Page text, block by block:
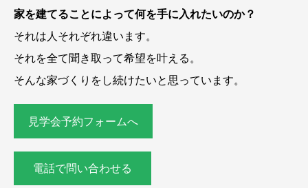
家を建てることによって何を手に入れたいのか？
それは人それぞれ違います。
それを全て聞き取って希望を叶える。
そんな家づくりをし続けたいと思っています。
見学会予約フォームへ
電話で問い合わせる